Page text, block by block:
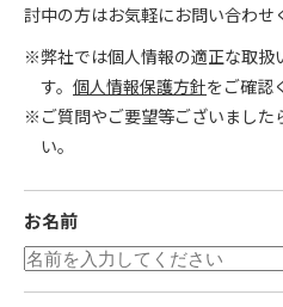
討中の方はお気軽にお問い合わせ
※弊社では個人情報の適正な取扱
す。 個人情報保護方針をご確認
※ご質問やご要望等ございました
い。
お名前